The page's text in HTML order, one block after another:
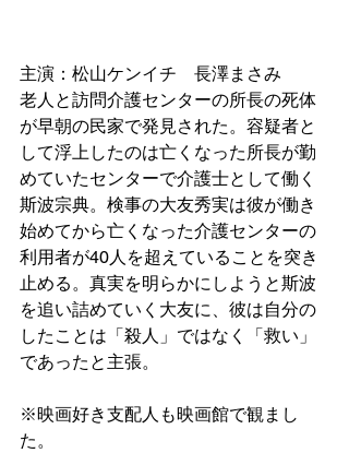
主演：松山ケンイチ　長澤まさみ
老人と訪問介護センターの所長の死体
が早朝の民家で発見された。容疑者と
して浮上したのは亡くなった所長が勤
めていたセンターで介護士として働く
斯波宗典。検事の大友秀実は彼が働き
始めてから亡くなった介護センターの
利用者が40人を超えていることを突き
止める。真実を明らかにしようと斯波
を追い詰めていく大友に、彼は自分の
したことは「殺人」ではなく「救い」
であったと主張。
※映画好き支配人も映画館で観まし
た。